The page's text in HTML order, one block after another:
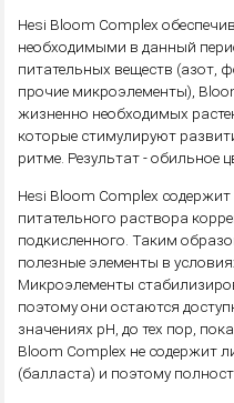
Hesi Bloom Complex
необходимыми в данный
питательных веществ (азот,
прочие микроэлементы),
жизненно необходимых
которые стимулируют
ритме. Результат - обильное
Hesi Bloom Complex
питательного раствора
подкисленного. Таким
полезные элементы в
Микроэлементы
поэтому они остаются
значениях pH, до тех пор,
Bloom Complex не содержит
(балласта) и поэтому